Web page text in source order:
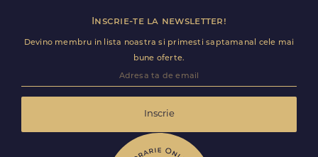
Inscrie-te la newsletter!
Devino membru in lista noastra si primesti saptamanal cele mai
bune oferte.
Inscrie